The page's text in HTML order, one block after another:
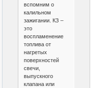
вспомним о
калильном
зажигании. КЗ –
это
воспламенение
топлива от
нагретых
поверхностей
свечи,
выпускного
клапана или